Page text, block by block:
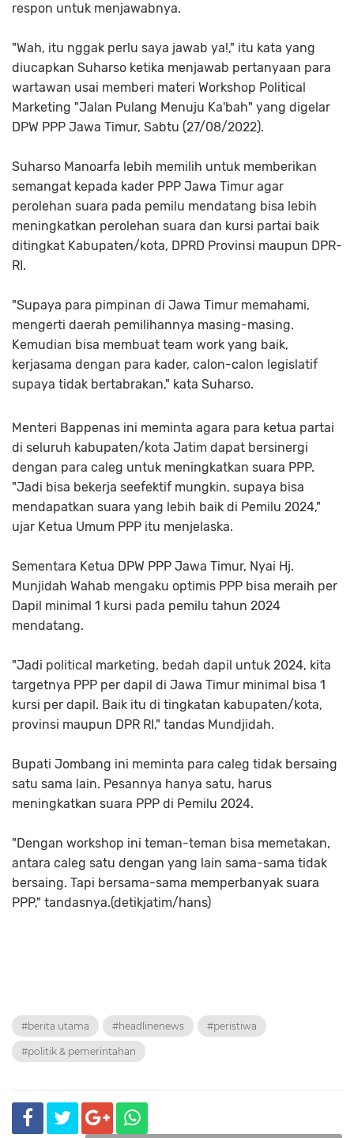
respon untuk menjawabnya.
"Wah, itu nggak perlu saya jawab ya!," itu kata yang
diucapkan Suharso ketika menjawab pertanyaan para
wartawan usai memberi materi Workshop Political
Marketing "Jalan Pulang Menuju Ka'bah" yang digelar
DPW PPP Jawa Timur, Sabtu (27/08/2022).
Suharso Manoarfa lebih memilih untuk memberikan
semangat kepada kader PPP Jawa Timur agar
perolehan suara pada pemilu mendatang bisa lebih
meningkatkan perolehan suara dan kursi partai baik
ditingkat Kabupaten/kota, DPRD Provinsi maupun DPR-
RI.
"Supaya para pimpinan di Jawa Timur memahami,
mengerti daerah pemilihannya masing-masing.
Kemudian bisa membuat team work yang baik,
kerjasama dengan para kader, calon-calon legislatif
supaya tidak bertabrakan," kata Suharso.
Menteri Bappenas ini meminta agara para ketua partai
di seluruh kabupaten/kota Jatim dapat bersinergi
dengan para caleg untuk meningkatkan suara PPP.
"Jadi bisa bekerja seefektif mungkin, supaya bisa
mendapatkan suara yang lebih baik di Pemilu 2024,"
ujar Ketua Umum PPP itu menjelaska.
Sementara Ketua DPW PPP Jawa Timur, Nyai Hj.
Munjidah Wahab mengaku optimis PPP bisa meraih per
Dapil minimal 1 kursi pada pemilu tahun 2024
mendatang.
"Jadi political marketing, bedah dapil untuk 2024, kita
targetnya PPP per dapil di Jawa Timur minimal bisa 1
kursi per dapil. Baik itu di tingkatan kabupaten/kota,
provinsi maupun DPR RI," tandas Mundjidah.
Bupati Jombang ini meminta para caleg tidak bersaing
satu sama lain. Pesannya hanya satu, harus
meningkatkan suara PPP di Pemilu 2024.
"Dengan workshop ini teman-teman bisa memetakan,
antara caleg satu dengan yang lain sama-sama tidak
bersaing. Tapi bersama-sama memperbanyak suara
PPP," tandasnya.(detikjatim/hans)
#berita utama #headlinenews #peristiwa
#politik & pemerintahan